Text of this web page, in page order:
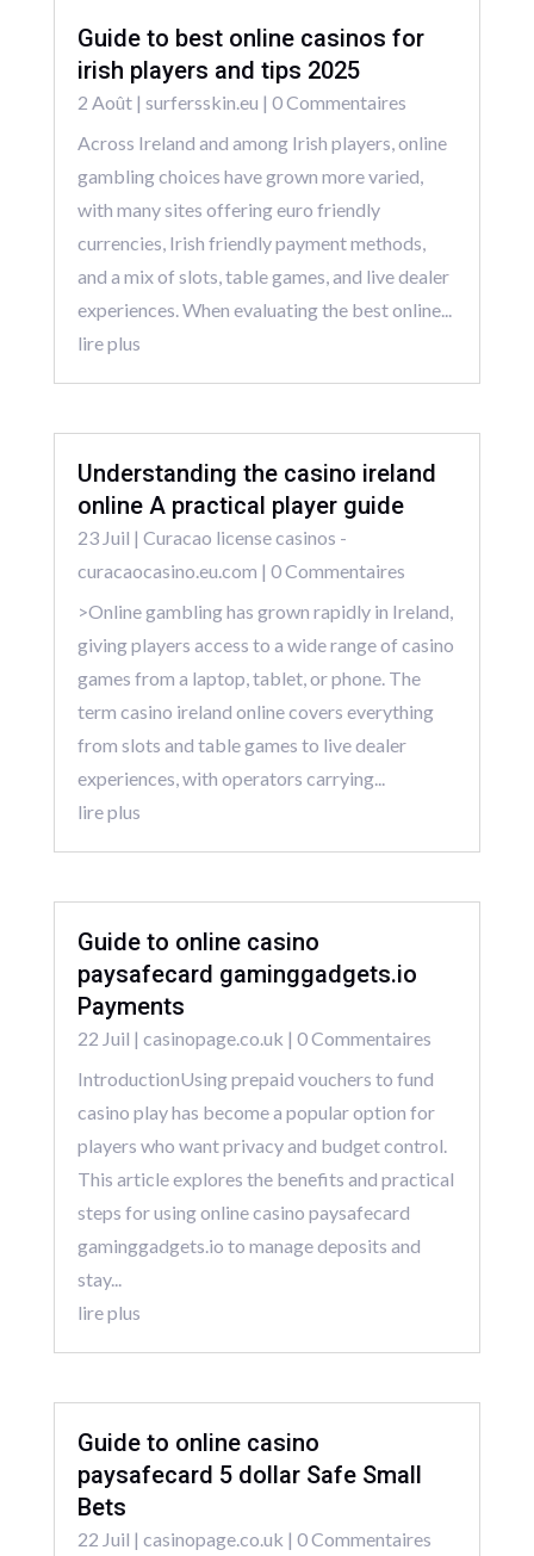
Guide to best online casinos for
irish players and tips 2025
2 Août| surfersskin.eu | 0 Commentaires
Across Ireland and among Irish players, online
gambling choices have grown more varied,
with many sites offering euro friendly
currencies, Irish friendly payment methods,
and a mix of slots, table games, and live dealer
experiences. When evaluating the best online...
lire plus
Understanding the casino ireland
online A practical player guide
23 Juil | Curacao license casinos -
curacaocasino.eu.com | 0 Commentaires
>Online gambling has grown rapidly in Ireland,
giving players access to a wide range of casino
games from a laptop, tablet, or phone. The
term casino ireland online covers everything
from slots and table games to live dealer
experiences, with operators carrying...
lire plus
Guide to online casino
paysafecard gaminggadgets.io
Payments
22 Juil | casinopage.co.uk | 0 Commentaires
IntroductionUsing prepaid vouchers to fund
casino play has become a popular option for
players who want privacy and budget control.
This article explores the benefits and practical
steps for using online casino paysafecard
gaminggadgets.io to manage deposits and
stay...
lire plus
Guide to online casino
paysafecard 5 dollar Safe Small
Bets
22 Juil | casinopage.co.uk | 0 Commentaires